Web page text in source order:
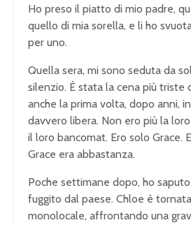
Ho preso il piatto di mio padre,
quello di mia sorella, e li ho
per uno.
Quella sera, mi sono seduta da
silenzio. È stata la cena più triste
anche la prima volta, dopo anni,
davvero libera. Non ero più la
il loro bancomat. Ero solo Grace.
Grace era abbastanza.
Poche settimane dopo, ho
fuggito dal paese. Chloe è
monolocale, affrontando una